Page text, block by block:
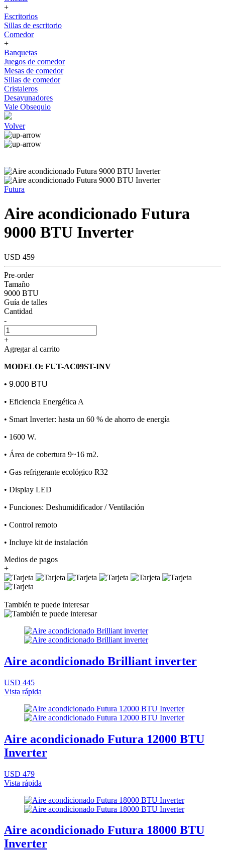
+
Escritorios
Sillas de escritorio
Comedor
+
Banquetas
Juegos de comedor
Mesas de comedor
Sillas de comedor
Cristaleros
Desayunadores
Vale Obsequio
Volver
Futura
Aire acondicionado Futura
9000 BTU Inverter
USD 459
Pre-order
Tamaño
9000 BTU
Guía de talles
Cantidad
-
+
Agregar al carrito
MODELO: FUT-AC09ST-INV
• 9.000 BTU
• Eficiencia Energética A
• Smart Inverter: hasta un 60 % de ahorro de energía
• 1600 W.
• Área de cobertura 9~16 m2.
• Gas refrigerante ecológico R32
• Display LED
• Funciones: Deshumidificador / Ventilación
• Control remoto
• Incluye kit de instalación
Medios de pagos
+
También te puede interesar
Aire acondicionado Brilliant inverter
USD 445
Vista rápida
Aire acondicionado Futura 12000 BTU
Inverter
USD 479
Vista rápida
Aire acondicionado Futura 18000 BTU
Inverter